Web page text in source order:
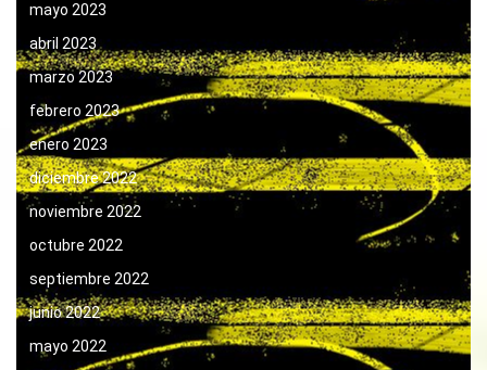
mayo 2023
abril 2023
marzo 2023
febrero 2023
enero 2023
diciembre 2022
noviembre 2022
octubre 2022
septiembre 2022
junio 2022
mayo 2022